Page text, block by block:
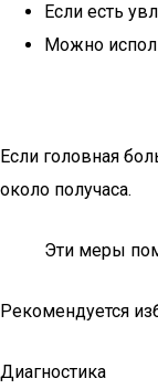
Если есть
Можно
Если головная
около получаса.
Эти меры
Рекомендуется
Диагностика